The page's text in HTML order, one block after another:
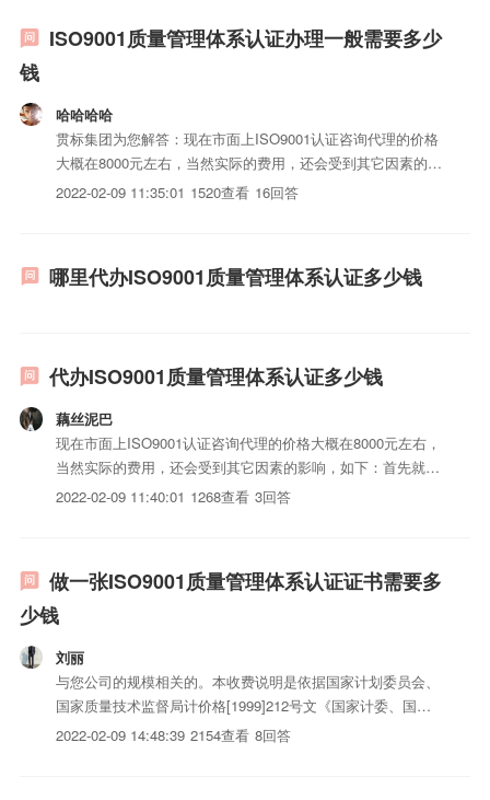
ISO9001质量管理体系认证办理一般需要多少
钱
哈哈哈哈
贯标集团为您解答：现在市面上ISO9001认证咨询代理的价格
大概在8000元左右，当然实际的费用，还会受到其它因素的影
响，如下：首先就是人员的数量，认证公司在进行认证的时候
2022-02-09 11:35:01 1520查看 16回答
哪里代办ISO9001质量管理体系认证多少钱
代办ISO9001质量管理体系认证多少钱
藕丝泥巴
现在市面上ISO9001认证咨询代理的价格大概在8000元左右，
当然实际的费用，还会受到其它因素的影响，如下：首先就是
人员的数量，认证公司在进行认证的时候需要根据公司人员数
2022-02-09 11:40:01 1268查看 3回答
做一张ISO9001质量管理体系认证证书需要多
少钱
刘丽
与您公司的规模相关的。本收费说明是依据国家计划委员会、
国家质量技术监督局计价格[1999]212号文《国家计委、国家
质量技术监督局关于印发（质量体系认证收费标准）的通知》
2022-02-09 14:48:39 2154查看 8回答